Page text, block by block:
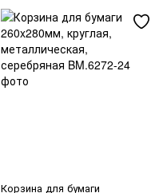
Корзина для бумаги